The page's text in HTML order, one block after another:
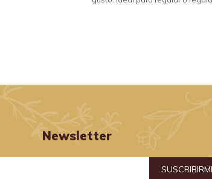
Newsletter